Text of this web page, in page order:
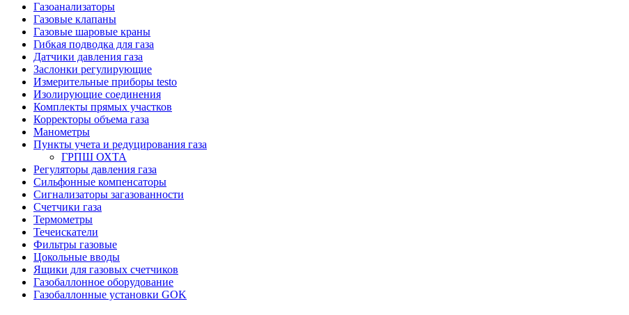
Газоанализаторы
Газовые клапаны
Газовые шаровые краны
Гибкая подводка для газа
Датчики давления газа
Заслонки регулирующие
Измерительные приборы testo
Изолирующие соединения
Комплекты прямых участков
Корректоры объема газа
Манометры
Пункты учета и редуцирования газа
ГРПШ ОХТА
Регуляторы давления газа
Сильфонные компенсаторы
Сигнализаторы загазованности
Счетчики газа
Термометры
Течеискатели
Фильтры газовые
Цокольные вводы
Ящики для газовых счетчиков
Газобаллонное оборудование
Газобаллонные установки GOK